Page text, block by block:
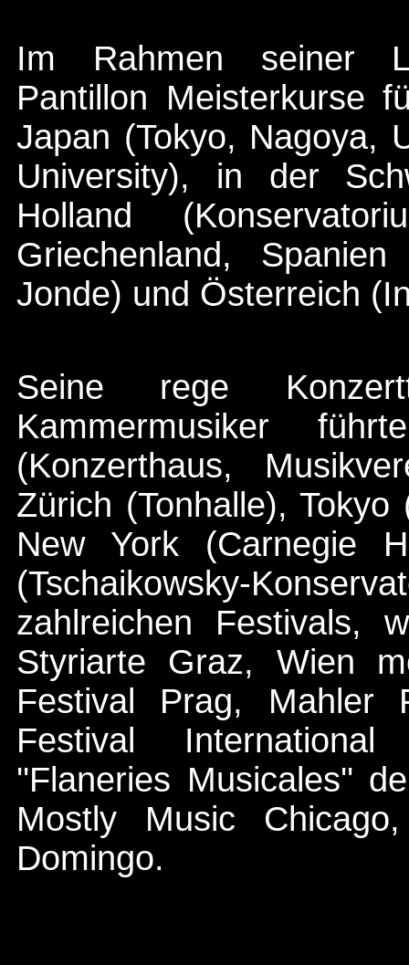
Im Rahmen seiner
Pantillon Meisterkurse
Japan (Tokyo, Nagoya,
University), in der
Holland
Griechenland,
Jonde) und Österreich
Seine rege
Kammermusiker
(Konzerthaus,
Zürich (Tonhalle),
New York (Carnegie
(Tschaikowsky-
zahlreichen Festivals,
Styriarte Graz, Wien
Festival Prag, Mahler
Festival
''Flaneries Musicales''
Mostly Music
Domingo.